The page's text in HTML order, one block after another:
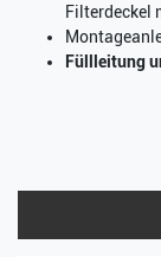
Filterdeckel
Füllleitung